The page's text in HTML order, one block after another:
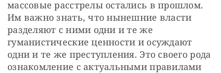
массовые расстрелы остались в прошлом.
Им важно знать, что нынешние власти
разделяют с ними одни и те же
гуманистические ценности и осуждают
одни и те же преступления. Это своего рода
ознакомление с актуальными правилами